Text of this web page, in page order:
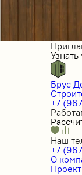
Узнать
Брус
+7
Наш
+7
О